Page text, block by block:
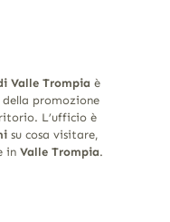
Valle Trompia è
promozione
L’ufficio è
su cosa visitare,
in Valle Trompia.